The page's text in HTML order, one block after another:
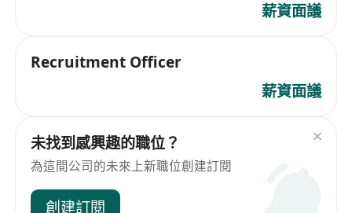
薪資面議
Recruitment Officer
薪資面議
未找到感興趣的職位？
為這間公司的未來上新職位創建訂閱
創建訂閱